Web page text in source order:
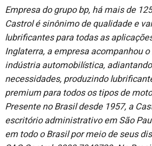
Empresa do grupo bp, há mais de
Castrol é sinônimo de qualidade e
lubrificantes para todas as
Inglaterra, a empresa acompanhou
indústria automobilística,
necessidades, produzindo
premium para todos os tipos de
Presente no Brasil desde 1957, a
escritório administrativo em São
em todo o Brasil por meio de seus